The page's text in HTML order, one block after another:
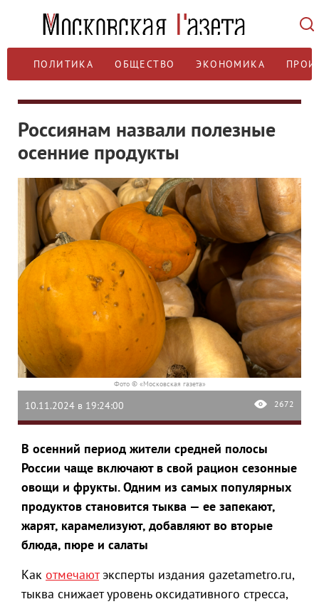
ПОЛИТИКА ОБЩЕСТВО ЭКОНОМИКА
Россиянам назвали полезные
осенние продукты
Фото © «Московская газета»
10.11.2024 в 19:24:00 2672
В осенний период жители средней полосы
России чаще включают в свой рацион сезонные
овощи и фрукты. Одним из самых популярных
продуктов становится тыква — ее запекают,
жарят, карамелизуют, добавляют во вторые
блюда, пюре и салаты
Как отмечаютэксперты издания gazetametro.ru,
тыква снижает уровень оксидативного стресса,